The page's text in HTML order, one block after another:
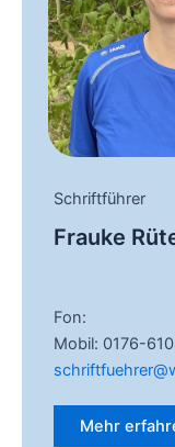
Schriftführer
Frauke
Fon:
Mobil: 0176-
Mehr